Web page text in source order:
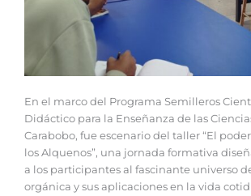
En el marco del Programa Semilleros
Didáctico para la Enseñanza de las
Carabobo, fue escenario del taller “El
los Alquenos”, una jornada formativa
a los participantes al fascinante universo
orgánica y sus aplicaciones en la vida